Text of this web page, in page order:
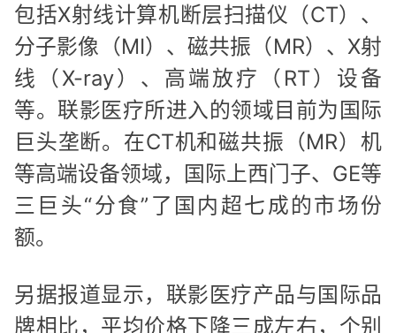
包括X射线计算机断层扫描仪（CT）、
分子影像（MI）、磁共振（MR）、X射
线（X-ray）、高端放疗（RT）设备
等。联影医疗所进入的领域目前为国际
巨头垄断。在CT机和磁共振（MR）机
等高端设备领域，国际上西门子、GE等
三巨头“分食”了国内超七成的市场份
额。
另据报道显示，联影医疗产品与国际品
牌相比，平均价格下降三成左右，个别